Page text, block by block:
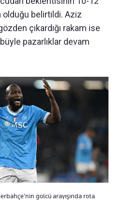
olduğu belirtildi. Aziz
çıkardığı rakam ise
pazarlıklar devam
golcü arayışında rota